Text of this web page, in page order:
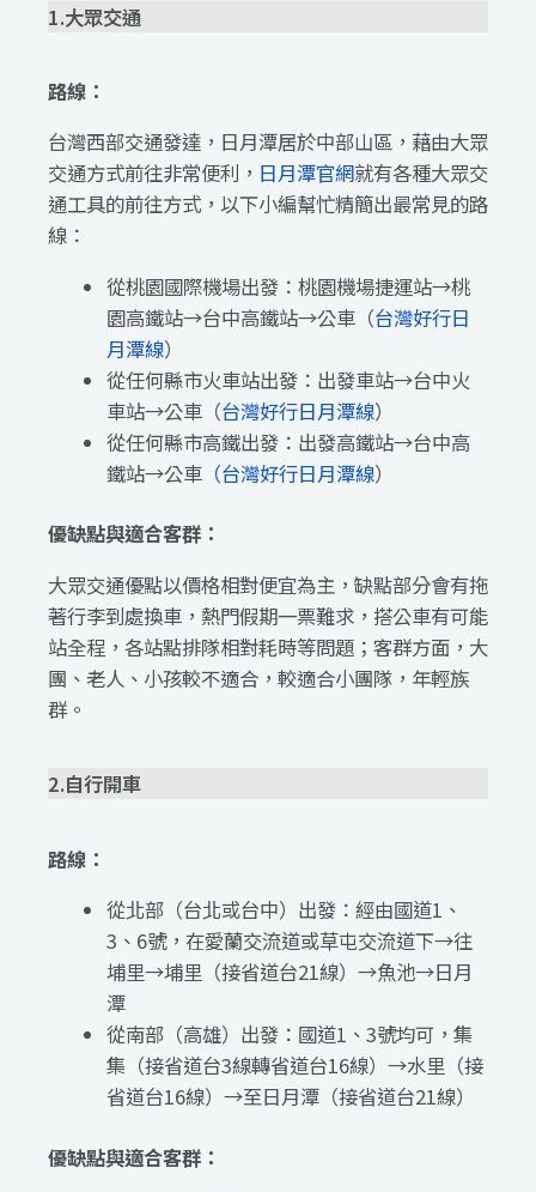
1.大眾交通
路線：
台灣西部交通發達，日月潭居於中部山區，藉由大眾
交通方式前往非常便利， 日月潭官網就有各種大眾交
通工具的前往方式，以下小編幫忙精簡出最常見的路
線：
從桃園國際機場出發：桃園機場捷運站→桃
園高鐵站→台中高鐵站→公車（台灣好行日
月潭線）
從任何縣市火車站出發：出發車站→台中火
車站→公車（台灣好行日月潭線）
從任何縣市高鐵出發：出發高鐵站→台中高
鐵站→公車 （台灣好行日月潭線）
優缺點與適合客群：
大眾交通優點以價格相對便宜為主，缺點部分會有拖
著行李到處換車，熱門假期一票難求，搭公車有可能
站全程，各站點排隊相對耗時等問題；客群方面，大
團、老人、小孩較不適合，較適合小團隊，年輕族
群。
2.自行開車
路線：
從北部（台北或台中）出發：經由國道1、
3、6號，在愛蘭交流道或草屯交流道下→往
埔里→埔里（接省道台21線）→魚池→日月
潭
從南部（高雄）出發：國道1、3號均可，集
集（接省道台3線轉省道台16線）→水里（接
省道台16線）→至日月潭（接省道台21線）
優缺點與適合客群：